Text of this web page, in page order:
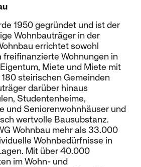
1950 gegründet und ist der
Wohnbauträger in der
errichtet sowohl
Wohnungen in
Miete und Miete mit
steirischen Gemeinden
darüber hinaus
Studentenheime,
und Seniorenwohnhäuser und
wertvolle Bausubstanz.
Wohnbau mehr als 33.000
Wohnbedürfnisse in
Mit über 40.000
im Wohn- und